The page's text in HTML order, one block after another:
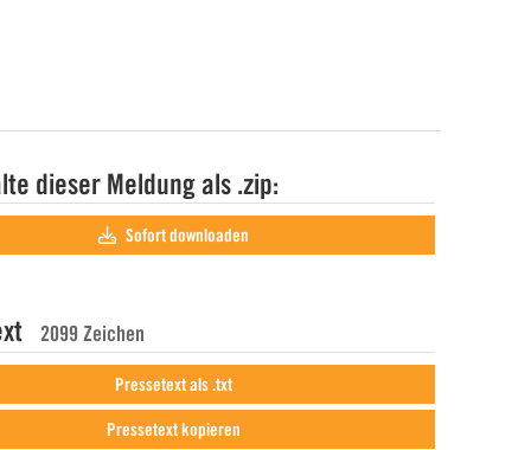
dieser Meldung als .zip:
Sofort downloaden
2099 Zeichen
Pressetext als .txt
Pressetext kopieren